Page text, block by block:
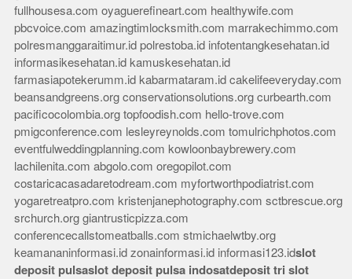
fullhousesa.com oyaguerefineart.com healthywife.com
pbcvoice.com amazingtimlocksmith.com marrakechimmo.com
polresmanggaraitimur.id polrestoba.id infotentangkesehatan.id
informasikesehatan.id kamuskesehatan.id
farmasiapotekerumm.id kabarmataram.id cakelifeeveryday.com
beansandgreens.org conservationsolutions.org curbearth.com
pacificocolombia.org topfoodish.com hello-trove.com
pmigconference.com lesleyreynolds.com tomulrichphotos.com
eventfulweddingplanning.com kowloonbaybrewery.com
lachilenita.com abgolo.com oregopilot.com
costaricacasadaretodream.com myfortworthpodiatrist.com
yogaretreatpro.com kristenjanephotography.com sctbrescue.org
srchurch.org giantrusticpizza.com
conferencecallstomeatballs.com stmichaelwtby.org
keamananinformasi.id zonainformasi.id informasi123.idslot
deposit pulsaslot deposit pulsa indosatdeposit tri slot